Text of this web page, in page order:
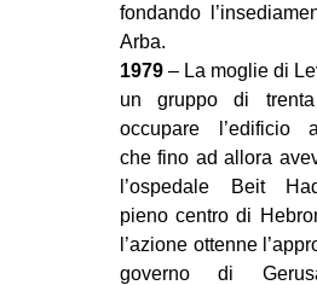
ms
fondando
Arba.
1979 – La moglie di
un gruppo di
occupare l’edificio
che fino ad allora
l’ospedale Beit
pieno centro di
l’azione ottenne
governo di